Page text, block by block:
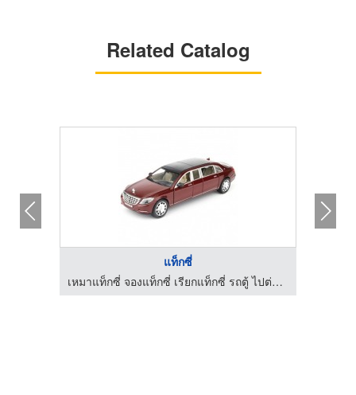
Related Catalog
แท็กซี่
เหมาแท็กซี่ จองแท็กซี่ เรียกแท็กซี่ รถตู้ ไปต่างจังหวัด ไปทั่วไทย รับ-ส่งสนามบินทั่วประเทศ มีรถให้บริการตลอด 24 ชั่วโมง